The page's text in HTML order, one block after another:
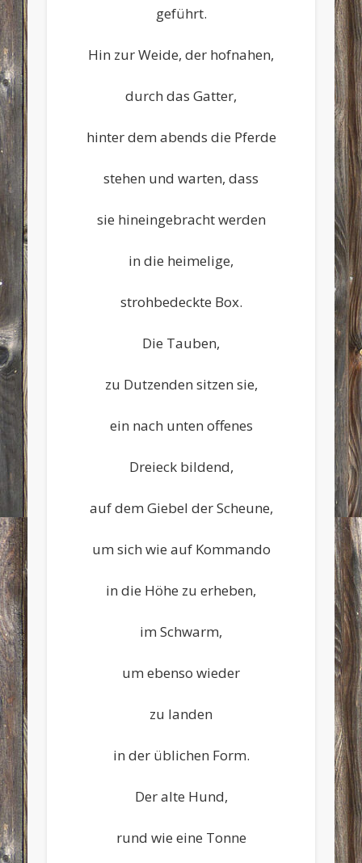
geführt.
Hin zur Weide, der hofnahen,
durch das Gatter,
hinter dem abends die Pferde
stehen und warten, dass
sie hineingebracht werden
in die heimelige,
strohbedeckte Box.
Die Tauben,
zu Dutzenden sitzen sie,
ein nach unten offenes
Dreieck bildend,
auf dem Giebel der Scheune,
um sich wie auf Kommando
in die Höhe zu erheben,
im Schwarm,
um ebenso wieder
zu landen
in der üblichen Form.
Der alte Hund,
rund wie eine Tonne